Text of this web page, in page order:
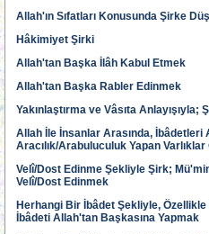
Allah'ın Sıfatları Konusunda Şirke
Hâkimiyet Şirki
Allah'tan Başka İlâh Kabul Etmek
Allah'tan Başka Rabler Edinmek
Yakınlaştırma ve Vâsıta
Allah İle İnsanlar Arasında, İbâdetleri
Aracılık/Arabuluculuk Yapan
Velî/Dost Edinme Şekliyle Şirk;
Velî/Dost Edinmek
Herhangi Bir İbâdet Şekliyle,
İbâdeti Allah'tan Başkasına Yapmak